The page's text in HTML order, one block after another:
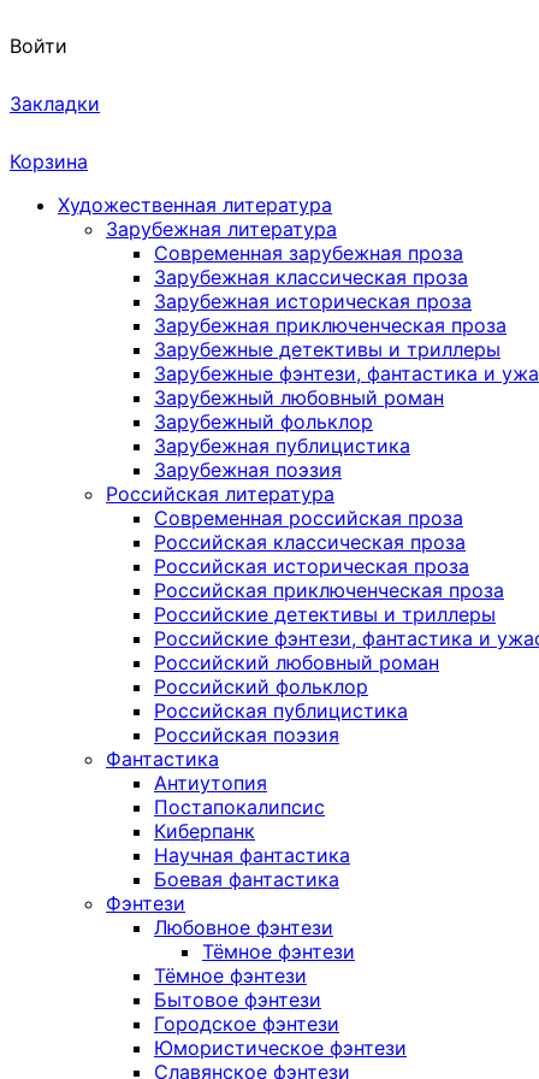
Войти
Закладки
Корзина
Художественная литература
Зарубежная литература
Современная зарубежная проза
Зарубежная классическая проза
Зарубежная историческая проза
Зарубежная приключенческая проза
Зарубежные детективы и триллеры
Зарубежные фэнтези, фантастика и
Зарубежный любовный роман
Зарубежный фольклор
Зарубежная публицистика
Зарубежная поэзия
Российская литература
Современная российская проза
Российская классическая проза
Российская историческая проза
Российская приключенческая проза
Российские детективы и триллеры
Российские фэнтези, фантастика и
Российский любовный роман
Российский фольклор
Российская публицистика
Российская поэзия
Фантастика
Антиутопия
Постапокалипсис
Киберпанк
Научная фантастика
Боевая фантастика
Фэнтези
Любовное фэнтези
Тёмное фэнтези
Тёмное фэнтези
Бытовое фэнтези
Городское фэнтези
Юмористическое фэнтези
Славянское фэнтези